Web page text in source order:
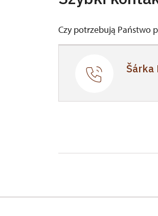
Czy potrzebują Państwo
Šárka